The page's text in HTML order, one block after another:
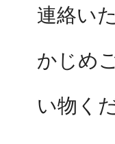
連絡い
かじめ
い物く